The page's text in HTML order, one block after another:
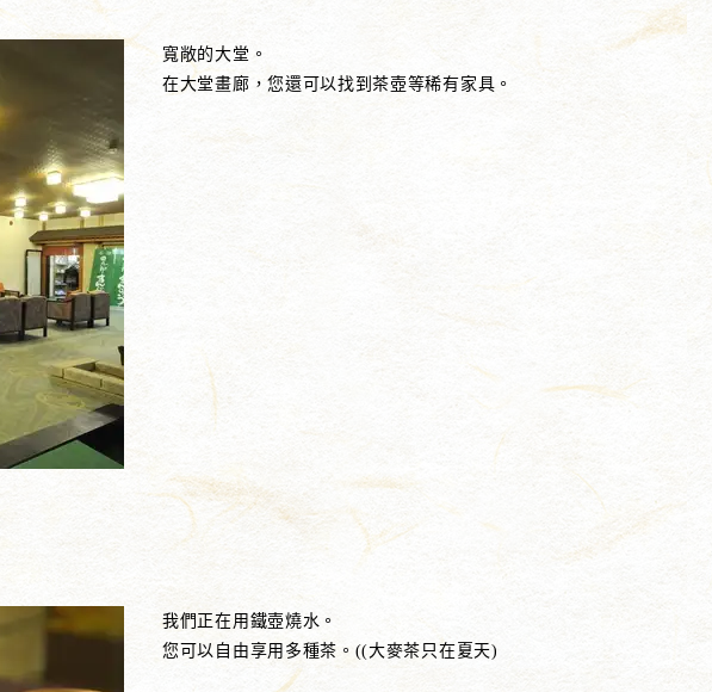
寬敞的大堂。
在大堂畫廊，您還可以找到茶壺等稀有家具。
我們正在用鐵壺燒水。
您可以自由享用多種茶。((大麥茶只在夏天)